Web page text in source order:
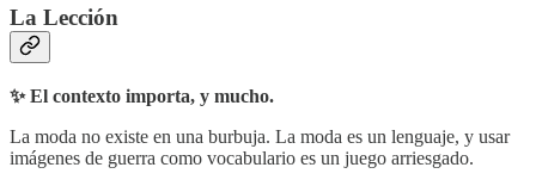
La Lección
✨ El contexto importa, y mucho.
La moda no existe en una burbuja. La moda es un lenguaje, y usar
imágenes de guerra como vocabulario es un juego arriesgado.